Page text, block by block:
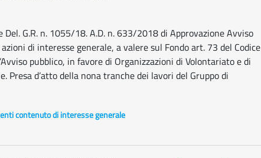
Del. G.R. n. 1055/18. A.D. n. 633/2018 di Approvazione Avviso
di interesse generale, a valere sul Fondo art. 73 del Codice
pubblico, in favore di Organizzazioni di Volontariato e di
Presa d’atto della nona tranche dei lavori del Gruppo di
contenuto di interesse generale